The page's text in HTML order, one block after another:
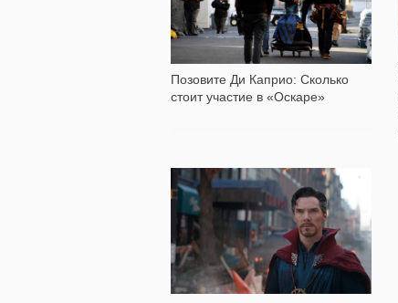
Позовите Ди Каприо: Сколько
стоит участие в «Оскаре»